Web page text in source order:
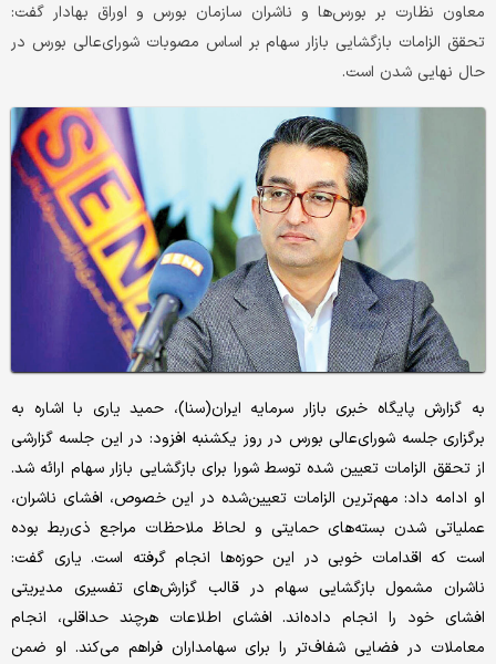
معاون نظارت بر بورس‌ها و ناشران سازمان بورس و اوراق بهادار گفت:
تحقق الزامات بازگشایی بازار سهام بر اساس مصوبات شورای‌عالی بورس در
حال نهایی شدن است.
به گزارش پایگاه خبری بازار سرمایه ایران(سنا)، حمید یاری با اشاره به
برگزاری جلسه شورای‌عالی بورس در روز یکشنبه افزود: در این جلسه گزارشی
از تحقق الزامات تعیین‌ شده توسط شورا برای بازگشایی بازار سهام ارائه شد.
او ادامه داد: مهم‌ترین الزامات تعیین‌شده در این خصوص، افشای ناشران،
عملیاتی شدن بسته‌های حمایتی و لحاظ ملاحظات مراجع ذی‌ربط بوده
است که اقدامات خوبی در این حوزه‌ها انجام گرفته است. یاری گفت:
ناشران مشمول بازگشایی سهام در قالب گزارش‌های تفسیری مدیریتی
افشای خود را انجام داده‌اند. افشای اطلاعات هرچند حداقلی، انجام
معاملات در فضایی شفاف‌تر را برای سهامداران فراهم می‌کند. او ضمن